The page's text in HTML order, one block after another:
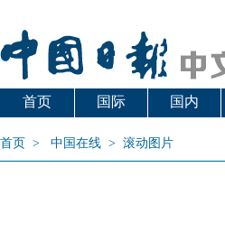
首页 国际 国内
首页 > 中国在线 > 滚动图片